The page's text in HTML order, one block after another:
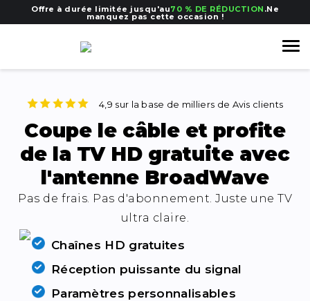
Offre à durée limitée jusqu'au70 % DE RÉDUCTION .Ne
manquez pas cette occasion !
4,9 sur la base de milliers de Avis clients
Coupe le câble et profite
de la TV HD gratuite avec
l'antenne BroadWave
Pas de frais. Pas d'abonnement. Juste une TV
ultra claire.
Chaînes HD gratuites
Réception puissante du signal
Paramètres personnalisables